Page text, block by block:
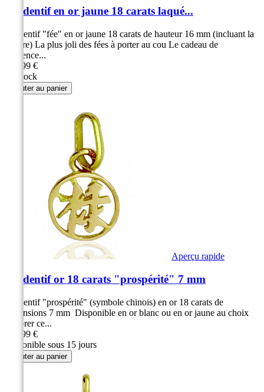
Pendentif en or jaune 18 carats laqué...
Pendentif "fée" en or jaune 18 carats de hauteur 16 mm (incluant la
bélière) La plus joli des fées à porter au cou Le cadeau de
référence...
129,99 €
En stock
Ajouter au panier
Aperçu rapide
Pendentif or 18 carats "prospérité" 7 mm
Pendentif "prospérité" (symbole chinois) en or 18 carats de
dimensions 7 mm Disponible en or blanc ou en or jaune au choix
Arborer ce...
139,99 €
Disponible sous 15 jours
Ajouter au panier